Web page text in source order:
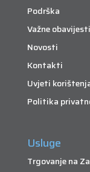
Podrška
Važne obavijesti
Novosti
Kontakti
Uvjeti
Politika
Usluge
Trgovanje na